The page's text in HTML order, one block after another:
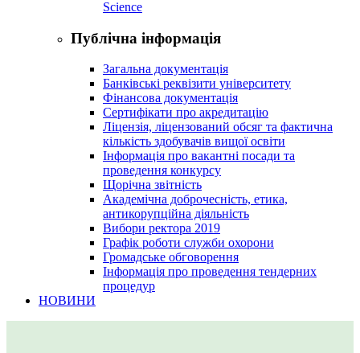
Science
Публічна інформація
Загальна документація
Банківські реквізити університету
Фінансова документація
Сертифікати про акредитацію
Ліцензія, ліцензований обсяг та фактична
кількість здобувачів вищої освіти
Інформація про вакантні посади та
проведення конкурсу
Щорічна звітність
Академічна доброчесність, етика,
антикорупційна діяльність
Вибори ректора 2019
Графік роботи служби охорони
Громадське обговорення
Інформація про проведення тендерних
процедур
НОВИНИ